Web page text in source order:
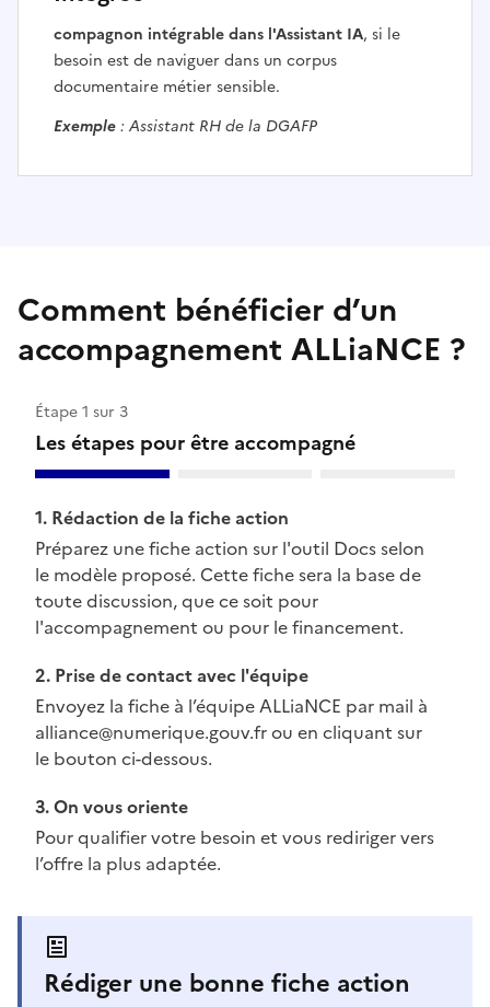
compagnon intégrable dans l'Assistant IA, si le
besoin est de naviguer dans un corpus
documentaire métier sensible.
Exemple: Assistant RH de la DGAFP
Comment bénéficier d’un
accompagnement ALLiaNCE ?
Les étapes pour être accompagné
Étape 1 sur 3
1. Rédaction de la fiche action
Préparez une fiche action sur l'outil Docs selon
le modèle proposé. Cette fiche sera la base de
toute discussion, que ce soit pour
l'accompagnement ou pour le financement.
2. Prise de contact avec l'équipe
Envoyez la fiche à l’équipe ALLiaNCE par mail à
alliance@numerique.gouv.fr ou en cliquant sur
le bouton ci-dessous.
3. On vous oriente
Pour qualifier votre besoin et vous rediriger vers
l’offre la plus adaptée.
Rédiger une bonne fiche action